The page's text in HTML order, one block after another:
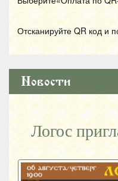
Отсканируйте QR код и
Новости
Логос